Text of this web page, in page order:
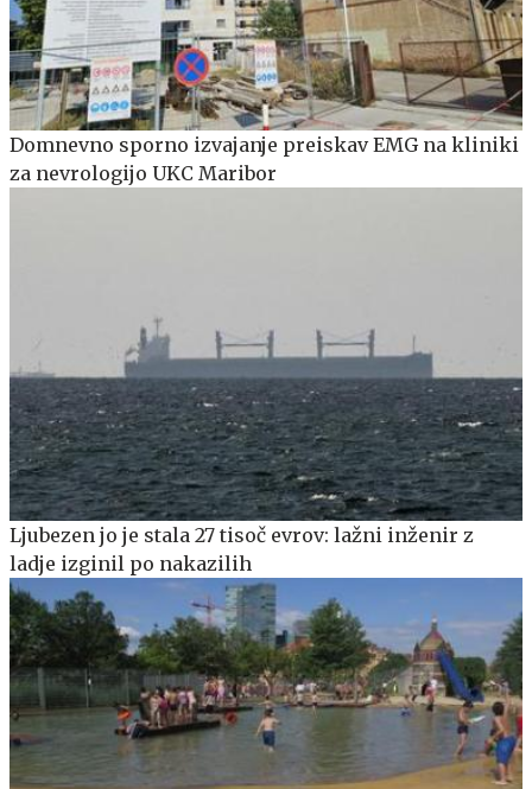
Domnevno sporno izvajanje preiskav EMG na kliniki
za nevrologijo UKC Maribor
Ljubezen jo je stala 27 tisoč evrov: lažni inženir z
ladje izginil po nakazilih